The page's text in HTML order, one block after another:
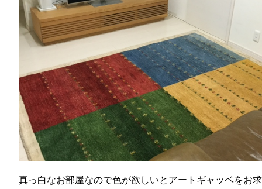
真っ白なお部屋なので色が欲しいとアートギャッベをお求